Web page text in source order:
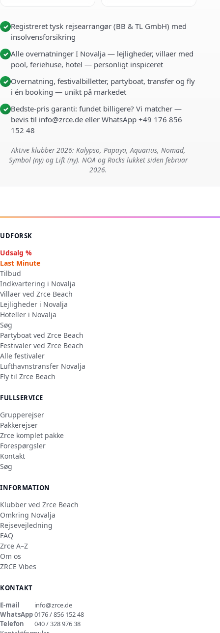
✓ Registreret tysk rejsearrangør (BB & TL GmbH) med
insolvensforsikring
✓ Alle overnatninger I Novalja — lejligheder, villaer med
pool, feriehuse, hotel — personligt inspiceret
✓ Overnatning, festivalbilletter, partyboat, transfer og fly
i én booking — unikt på markedet
✓ Bedste-pris garanti: fundet billigere? Vi matcher —
bevis til info@zrce.de eller WhatsApp +49 176 856
152 48
Aktive klubber 2026: Kalypso, Papaya, Aquarius, Nomad,
Symbol (ny) og Lift (ny). NOA og Rocks lukket siden februar
2026.
UDFORSK
Udsalg %
Last Minute
Tilbud
Indkvartering i Novalja
Villaer ved Zrce Beach
Lejligheder i Novalja
Hoteller i Novalja
Søg
Partyboat ved Zrce Beach
Festivaler ved Zrce Beach
Alle festivaler
Lufthavnstransfer Novalja
Fly til Zrce Beach
FULLSERVICE
Grupperejser
Pakkerejser
Zrce komplet pakke
Forespørgsler
Kontakt
Søg
INFORMATION
Klubber ved Zrce Beach
Omkring Novalja
Rejsevejledning
FAQ
Zrce A–Z
Om os
ZRCE Vibes
KONTAKT
E-mail
info@zrce.de
WhatsApp0176 / 856 152 48
Telefon
040 / 328 976 38